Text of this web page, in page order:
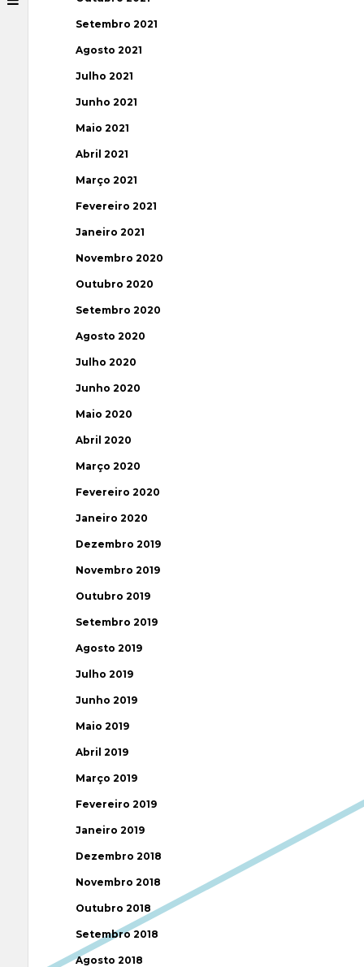
Setembro 2021
Agosto 2021
Julho 2021
Junho 2021
Maio 2021
Abril 2021
Março 2021
Fevereiro 2021
Janeiro 2021
Novembro 2020
Outubro 2020
Setembro 2020
Agosto 2020
Julho 2020
Junho 2020
Maio 2020
Abril 2020
Março 2020
Fevereiro 2020
Janeiro 2020
Dezembro 2019
Novembro 2019
Outubro 2019
Setembro 2019
Agosto 2019
Julho 2019
Junho 2019
Maio 2019
Abril 2019
Março 2019
Fevereiro 2019
Janeiro 2019
Dezembro 2018
Novembro 2018
Outubro 2018
Setembro 2018
Agosto 2018